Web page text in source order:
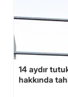
14 aydır
hakkında